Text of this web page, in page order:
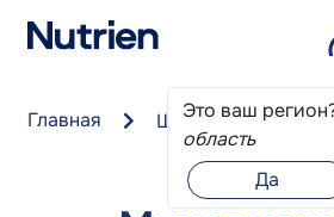
Это ваш
область
Да
Главная Школа пациента